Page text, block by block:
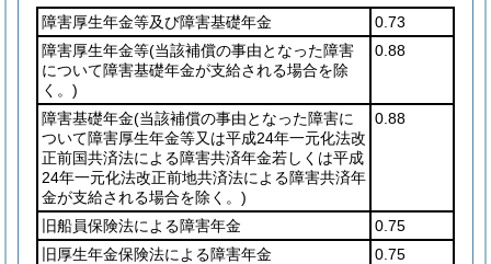
障害厚生年金等及び障害基礎年金
0.73
障害厚生年金等(当該補償の事由となった障害
について障害基礎年金が支給される場合を除
く。)
0.88
障害基礎年金(当該補償の事由となった障害に
ついて障害厚生年金等又は平成24年一元化法改
正前国共済法による障害共済年金若しくは平成
24年一元化法改正前地共済法による障害共済年
金が支給される場合を除く。)
0.88
旧船員保険法による障害年金
0.75
旧厚生年金保険法による障害年金
0.75